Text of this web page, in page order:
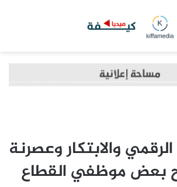
والابتكار وعصرنة
بعض موظفي القطاع